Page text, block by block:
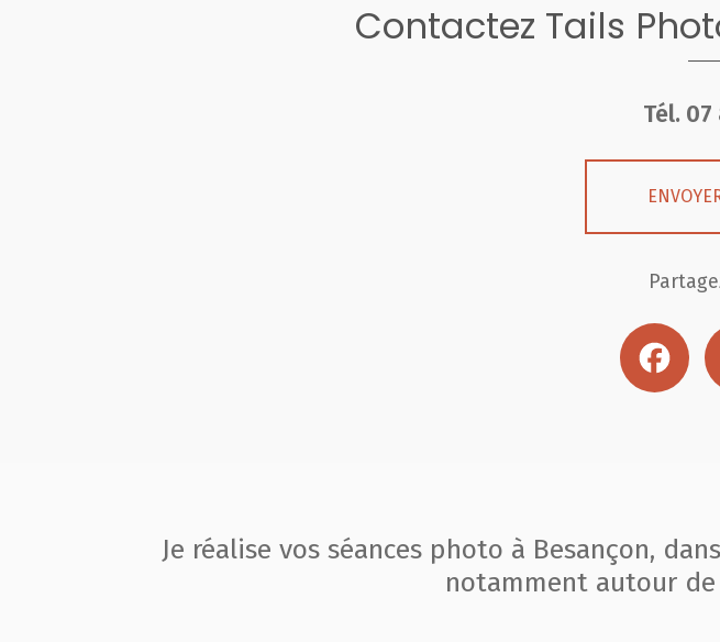
Contactez Tails
Tél. 07
Je réalise vos séances photo à Besançon,
notamment autour de